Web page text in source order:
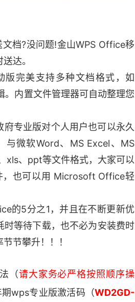
档?没问题!金山WPS Office移
达。
版完美支持多种文档格式，如
内置文件管理器可自动整理您
专业版对个人用户也可以永久
与微软Word、MS Excel、MS
xls、ppt等文件格式，大家可以
也可以用 Microsoft Office轻
的5分之1，并且在不断更新优
等待下载，也不必为安装费时
节攀升！！！
（请大家务必严格按照顺序操
wps专业版激活码（WD2GD-